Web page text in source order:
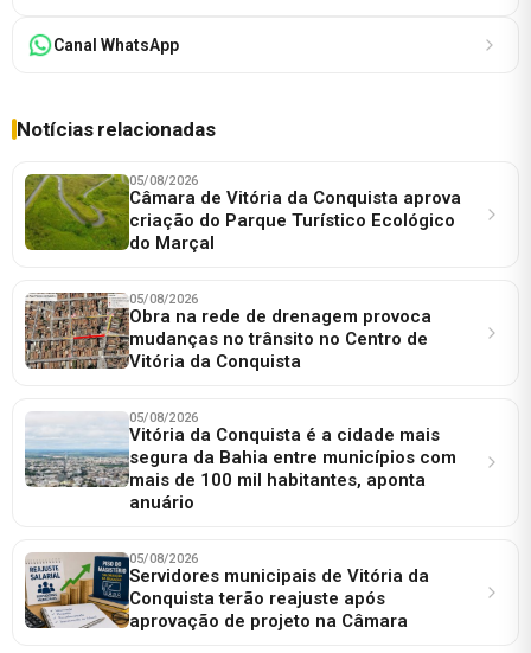
Canal WhatsApp
Notícias relacionadas
05/08/2026
Câmara de Vitória da Conquista aprova
criação do Parque Turístico Ecológico
do Marçal
05/08/2026
Obra na rede de drenagem provoca
mudanças no trânsito no Centro de
Vitória da Conquista
05/08/2026
Vitória da Conquista é a cidade mais
segura da Bahia entre municípios com
mais de 100 mil habitantes, aponta
anuário
05/08/2026
Servidores municipais de Vitória da
Conquista terão reajuste após
aprovação de projeto na Câmara